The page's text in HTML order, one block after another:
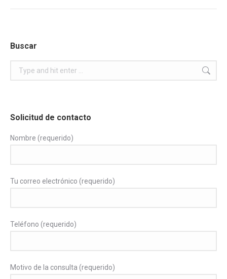
Buscar
Search:
Solicitud de contacto
Nombre (requerido)
Tu correo electrónico (requerido)
Teléfono (requerido)
Motivo de la consulta (requerido)